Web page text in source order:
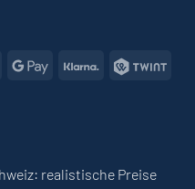
American Express
Google PayKlarna
realistische Preise